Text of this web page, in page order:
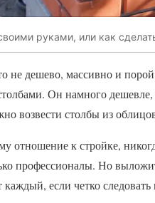
руками, или как
не дешево, массивно и
Он намного
возвести столбы из
отношение к стройке,
профессионалы. Но
каждый, если четко